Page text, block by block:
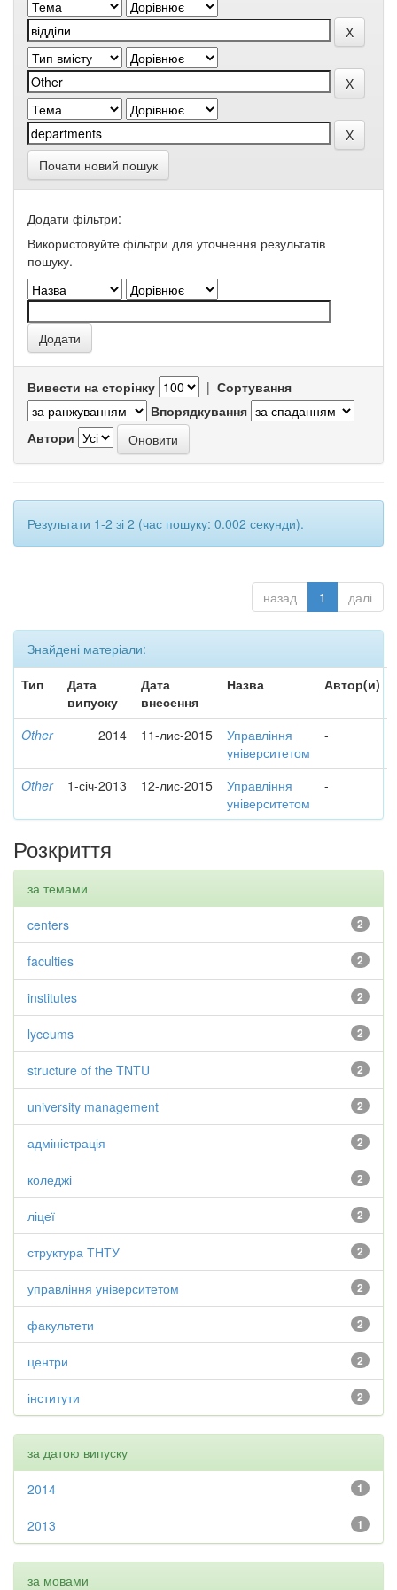
Почати новий пошук
Додати фільтри:
Використовуйте фільтри для уточнення результатів
пошуку.
Вивести на сторінку | Сортування
Впорядкування
Автори
Результати 1-2 зі 2 (час пошуку: 0.002 секунди).
назад 1 далі
Знайдені матеріали:
Тип
Дата
випуску
Дата
внесення
Назва Автор(и)
Other 2014 11-лис-2015
Управління
університетом
-
Other 1-січ-2013 12-лис-2015
Управління
університетом
-
Розкриття
за темами
2
centers
2
faculties
2
institutes
2
lyceums
2
structure of the TNTU
2
university management
2
адміністрація
2
коледжі
2
ліцеї
2
структура ТНТУ
2
управління університетом
2
факультети
2
центри
2
інститути
за датою випуску
1
2014
1
2013
за мовами